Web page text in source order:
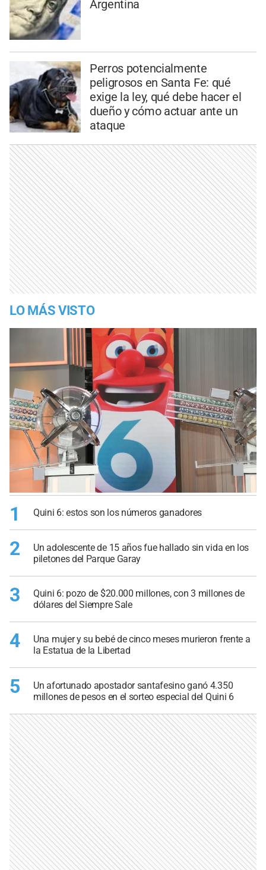
Argentina
Perros potencialmente
peligrosos en Santa Fe: qué
exige la ley, qué debe hacer el
dueño y cómo actuar ante un
ataque
LO MÁS VISTO
1 Quini 6: estos son los números ganadores
2
Un adolescente de 15 años fue hallado sin vida en los
piletones del Parque Garay
3
Quini 6: pozo de $20.000 millones, con 3 millones de
dólares del Siempre Sale
4
Una mujer y su bebé de cinco meses murieron frente a
la Estatua de la Libertad
5
Un afortunado apostador santafesino ganó 4.350
millones de pesos en el sorteo especial del Quini 6